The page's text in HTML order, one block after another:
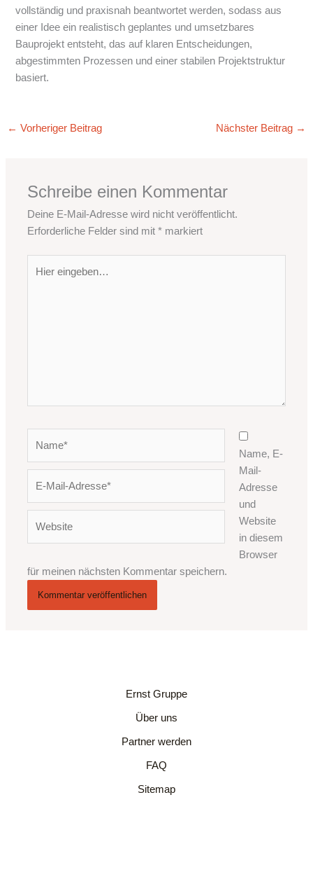
vollständig und praxisnah beantwortet werden, sodass aus
einer Idee ein realistisch geplantes und umsetzbares
Bauprojekt entsteht, das auf klaren Entscheidungen,
abgestimmten Prozessen und einer stabilen Projektstruktur
basiert.
← Vorheriger Beitrag Nächster Beitrag →
Schreibe einen Kommentar
Deine E-Mail-Adresse wird nicht veröffentlicht.
Erforderliche Felder sind mit* markiert
eingeben…
Adresse*
Name, E-
Mail-
Adresse
und
Website
in diesem
Browser
für meinen nächsten Kommentar speichern.
Ernst Gruppe
Über uns
Partner werden
FAQ
Sitemap